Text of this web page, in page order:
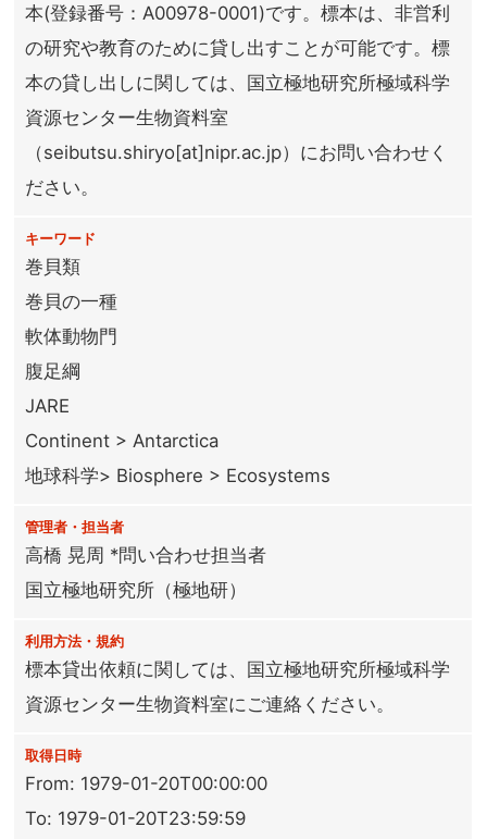
本(登録番号：A00978-0001)です。標本は、非営利
の研究や教育のために貸し出すことが可能です。標
本の貸し出しに関しては、国立極地研究所極域科学
資源センター生物資料室
（seibutsu.shiryo[at]nipr.ac.jp）にお問い合わせく
ださい。
キーワード
巻貝類
巻貝の一種
軟体動物門
腹足綱
JARE
Continent > Antarctica
地球科学> Biosphere > Ecosystems
管理者・担当者
高橋 晃周 *問い合わせ担当者
国立極地研究所（極地研）
利用方法・規約
標本貸出依頼に関しては、国立極地研究所極域科学
資源センター生物資料室にご連絡ください。
取得日時
From: 1979-01-20T00:00:00
To: 1979-01-20T23:59:59